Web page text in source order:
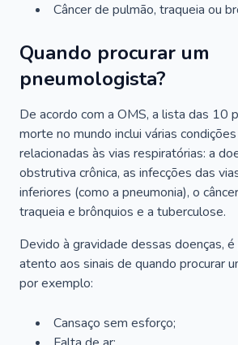
Câncer de pulmão, traqueia ou
Quando procurar um
pneumologista?
De acordo com a OMS, a lista das 10
morte no mundo inclui várias
relacionadas às vias respiratórias: a
obstrutiva crônica, as infecções das
inferiores (como a pneumonia), o
traqueia e brônquios e a tuberculose.
Devido à gravidade dessas doenças,
atento aos sinais de quando procurar
por exemplo:
Cansaço sem esforço;